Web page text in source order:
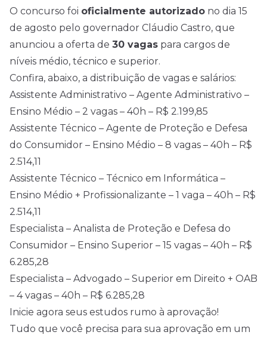
O concurso foi oficialmente autorizado no dia 15
de agosto pelo governador Cláudio Castro, que
anunciou a oferta de 30 vagas para cargos de
níveis médio, técnico e superior.
Confira, abaixo, a distribuição de vagas e salários:
Assistente Administrativo – Agente Administrativo –
Ensino Médio – 2 vagas – 40h – R$ 2.199,85
Assistente Técnico – Agente de Proteção e Defesa
do Consumidor – Ensino Médio – 8 vagas – 40h – R$
2.514,11
Assistente Técnico – Técnico em Informática –
Ensino Médio + Profissionalizante – 1 vaga – 40h – R$
2.514,11
Especialista – Analista de Proteção e Defesa do
Consumidor – Ensino Superior – 15 vagas – 40h – R$
6.285,28
Especialista – Advogado – Superior em Direito + OAB
– 4 vagas – 40h – R$ 6.285,28
Inicie agora seus estudos rumo à aprovação!
Tudo que você precisa para sua aprovação em um